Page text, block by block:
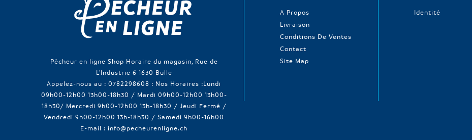
Identité
A Propos
Livraison
Conditions De Ventes
Contact
Site Map
Pêcheur en ligne Shop Horaire du magasin, Rue de
L'Industrie 6 1630 Bulle
Appelez-nous au : 0782298608 : Nos Horaires :Lundi
09h00-12h00 13h00-18h30 / Mardi 09h00-12h00 13h00-
18h30/ Mercredi 9h00-12h00 13h-18h30 / Jeudi Fermé /
Vendredi 9h00-12h00 13h-18h30 / Samedi 9h00-16h00
E-mail : info@pecheurenligne.ch